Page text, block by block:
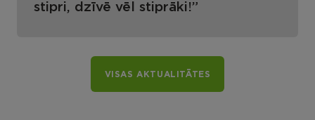
stipri, dzīvē vēl stiprāki!”
VISAS AKTUALITĀTES